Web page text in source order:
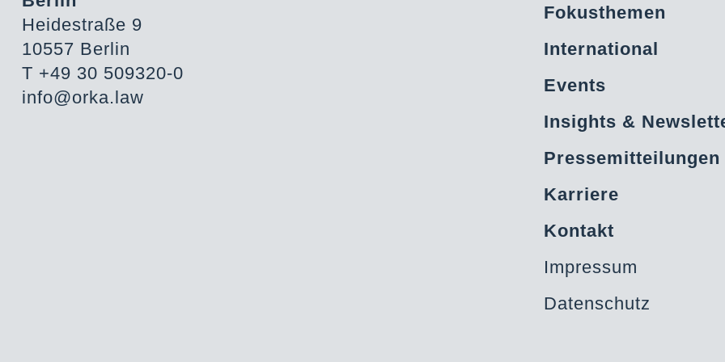
Heidestraße 9
10557 Berlin
T +49 30 509320-0
info@orka.law
Fokusthemen
International
Events
Insights &
Pressemitteilungen
Karriere
Kontakt
Impressum
Datenschutz